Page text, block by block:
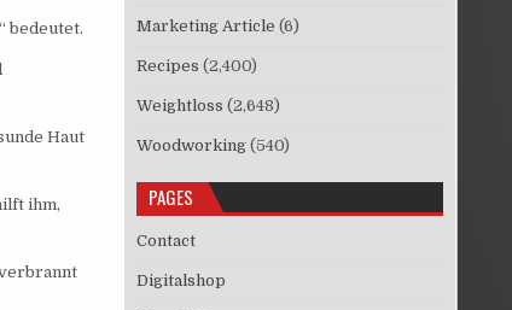
bedeutet.
Haut
ihm,
Marketing Article (6)
Recipes (2,400)
Weightloss (2,648)
Woodworking (540)
PAGES
Contact
Digitalshop